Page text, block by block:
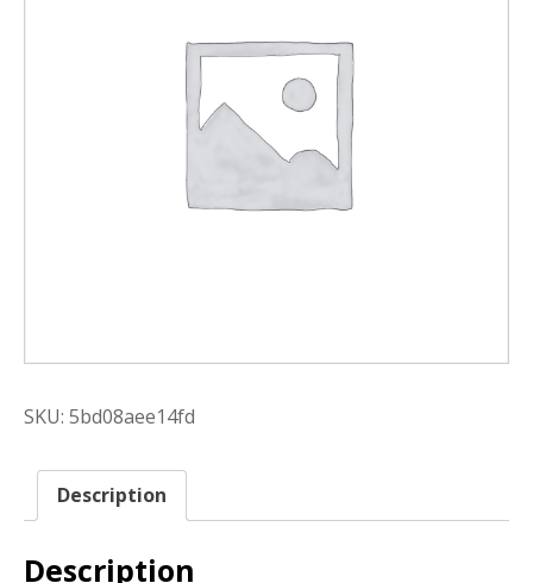
SKU: 5bd08aee14fd
Description
Description